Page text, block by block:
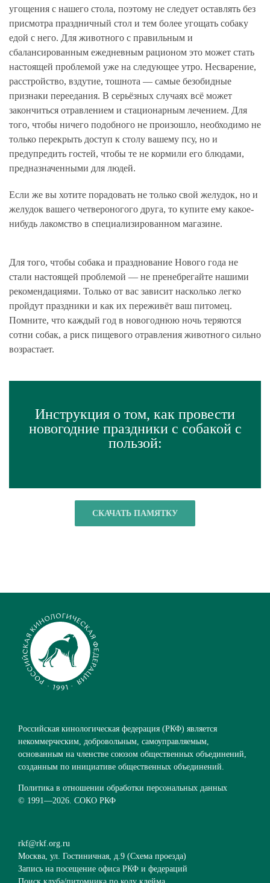
угощения с нашего стола, поэтому не следует оставлять без
присмотра праздничный стол и тем более угощать собаку
едой с него. Для животного с правильным и
сбалансированным ежедневным рационом это может стать
настоящей проблемой уже на следующее утро. Несварение,
расстройство, вздутие, тошнота — самые безобидные
признаки переедания. В серьёзных случаях всё может
закончиться отравлением и стационарным лечением. Для
того, чтобы ничего подобного не произошло, необходимо не
только перекрыть доступ к столу вашему псу, но и
предупредить гостей, чтобы те не кормили его блюдами,
предназначенными для людей.
Если же вы хотите порадовать не только свой желудок, но и
желудок вашего четвероногого друга, то купите ему какое-
нибудь лакомство в специализированном магазине.
Для того, чтобы собака и празднование Нового года не
стали настоящей проблемой — не пренебрегайте нашими
рекомендациями. Только от вас зависит насколько легко
пройдут праздники и как их переживёт ваш питомец.
Помните, что каждый год в новогоднюю ночь теряются
сотни собак, а риск пищевого отравления животного сильно
возрастает.
Инструкция о том, как провести
новогодние праздники с собакой с
пользой:
СКАЧАТЬ ПАМЯТКУ
Российская кинологическая федерация (РКФ) является
некоммерческим, добровольным, самоуправляемым,
основанным на членстве союзом общественных объединений,
созданным по инициативе общественных объединений.
Политика в отношении обработки персональных данных
© 1991—2026. СОКО РКФ
rkf@rkf.org.ru
Москва, ул. Гостиничная, д.9 (Схема проезда)
Запись на посещение офиса РКФ и федераций